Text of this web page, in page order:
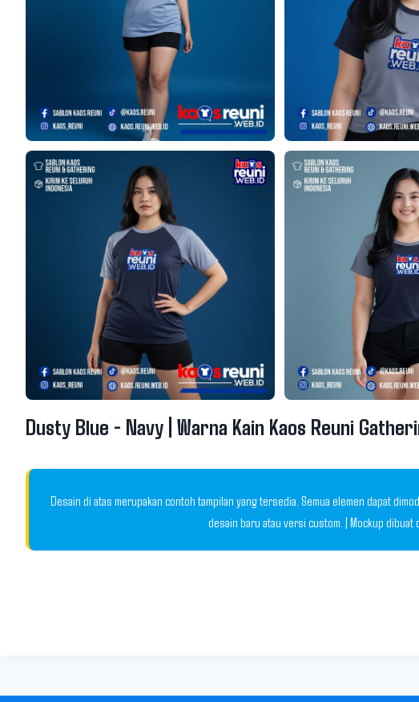
Dusty Blue - Navy | Warna Kain Kaos Reuni
Desain di atas merupakan contoh tampilan yang tersedia. Semua elemen dapat
desain baru atau versi custom. | Mockup dibuat